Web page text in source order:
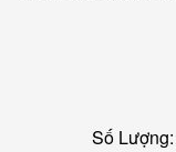
Số Lượng: